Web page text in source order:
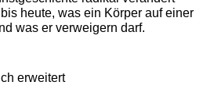
heute, was ein Körper auf einer
was er verweigern darf.
erweitert